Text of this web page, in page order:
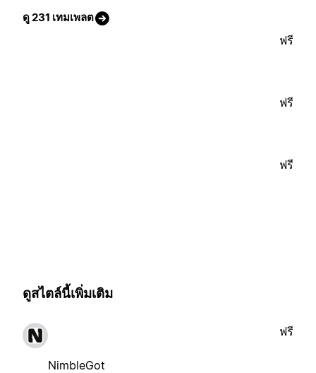
ดู 231 เทมเพลต
ฟรี
ฟรี
ฟรี
ดูสไตล์นี้เพิ่มเติม
NimbleGot
ฟรี